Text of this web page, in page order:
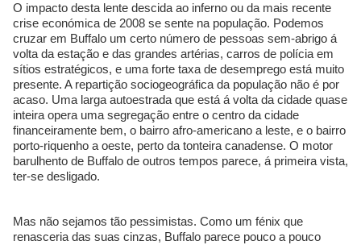
O impacto desta lente descida ao inferno ou da mais recente
crise económica de 2008 se sente na população. Podemos
cruzar em Buffalo um certo número de pessoas sem-abrigo á
volta da estação e das grandes artérias, carros de polícia em
sítios estratégicos, e uma forte taxa de desemprego está muito
presente. A repartição sociogeográfica da população não é por
acaso. Uma larga autoestrada que está á volta da cidade quase
inteira opera uma segregação entre o centro da cidade
financeiramente bem, o bairro afro-americano a leste, e o bairro
porto-riquenho a oeste, perto da tonteira canadense. O motor
barulhento de Buffalo de outros tempos parece, á primeira vista,
ter-se desligado.
Mas não sejamos tão pessimistas. Como um fénix que
renasceria das suas cinzas, Buffalo parece pouco a pouco